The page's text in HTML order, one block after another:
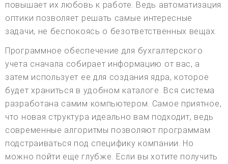
повышает их любовь к работе. Ведь автоматизация
оптики позволяет решать самые интересные
задачи, не беспокоясь о безответственных вещах.
Программное обеспечение для бухгалтерского
учета сначала собирает информацию от вас, а
затем использует ее для создания ядра, которое
будет храниться в удобном каталоге. Вся система
разработана самим компьютером. Самое приятное,
что новая структура идеально вам подходит, ведь
современные алгоритмы позволяют программам
подстраиваться под специфику компании. Но
можно пойти еще глубже. Если вы хотите получить